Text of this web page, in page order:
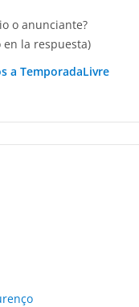
o anunciante?
la respuesta)
a TemporadaLivre